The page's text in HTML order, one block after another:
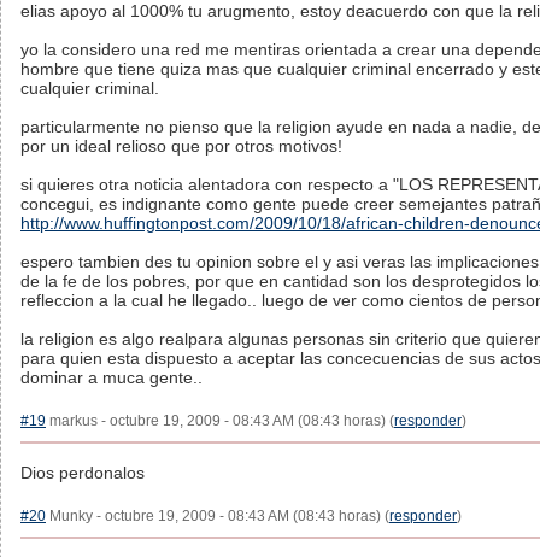
elias apoyo al 1000% tu arugmento, estoy deacuerdo con que la
yo la considero una red me mentiras orientada a crear una
hombre que tiene quiza mas que cualquier criminal encerrado y
cualquier criminal.
particularmente no pienso que la religion ayude en nada a nadie,
por un ideal relioso que por otros motivos!
si quieres otra noticia alentadora con respecto a "LOS
concegui, es indignante como gente puede creer semejantes
http://www.huffingtonpost.com/2009/10/18/african-children-
espero tambien des tu opinion sobre el y asi veras las
de la fe de los pobres, por que en cantidad son los desprotegidos
refleccion a la cual he llegado.. luego de ver como cientos de
la religion es algo realpara algunas personas sin criterio que
para quien esta dispuesto a aceptar las concecuencias de sus
dominar a muca gente..
#19 markus - octubre 19, 2009 - 08:43 AM (08:43 horas) (responder)
Dios perdonalos
#20 Munky - octubre 19, 2009 - 08:43 AM (08:43 horas) (responder)